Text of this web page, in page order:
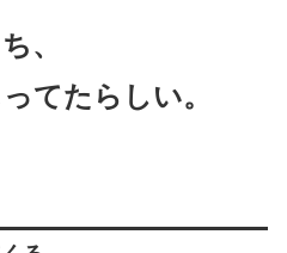
、
てたらしい。